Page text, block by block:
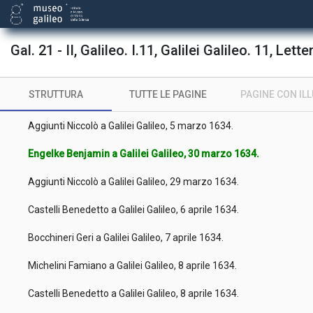
Gal. 21 - II, Galileo. I.11, Galilei Galileo. 11,
STRUTTURA TUTTE LE PAGINE PAGINE CON
Bocchineri Geri a Galilei Galileo, [febbraio 1634].
Magiotti Raffaello a Galilei Galileo, 11 febbraio 1634.
Piccolomini Ascanio a Galilei Galileo, 21 febbraio 1634.
Aggiunti Niccolò a Galilei Galileo, 5 marzo 1634.
Engelke Benjamin a Galilei Galileo, 30 marzo 1634.
Aggiunti Niccolò a Galilei Galileo, 29 marzo 1634.
Castelli Benedetto a Galilei Galileo, 6 aprile 1634.
Bocchineri Geri a Galilei Galileo, 7 aprile 1634.
Michelini Famiano a Galilei Galileo, 8 aprile 1634.
Castelli Benedetto a Galilei Galileo, 8 aprile 1634.